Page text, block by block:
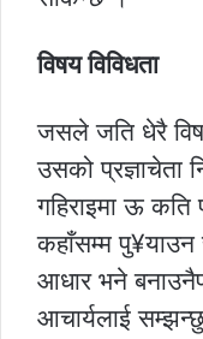
विषय विविधता
जसले जति धेरै
उसको प्रज्ञाचेता
गहिराइमा ऊ
कहाँसम्म पु¥याउन
आधार भने
आचार्यलाई